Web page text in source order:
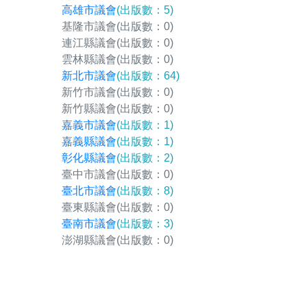
高雄市議會(出版數：5)
基隆市議會(出版數：0)
連江縣議會(出版數：0)
雲林縣議會(出版數：0)
新北市議會(出版數：64)
新竹市議會(出版數：0)
新竹縣議會(出版數：0)
嘉義市議會(出版數：1)
嘉義縣議會(出版數：1)
彰化縣議會(出版數：2)
臺中市議會(出版數：0)
臺北市議會(出版數：8)
臺東縣議會(出版數：0)
臺南市議會(出版數：3)
澎湖縣議會(出版數：0)